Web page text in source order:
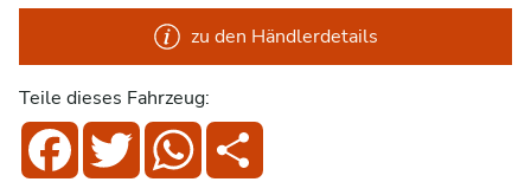
zu den Händlerdetails
Teile dieses Fahrzeug:
FacebookTwitterWhatsApp